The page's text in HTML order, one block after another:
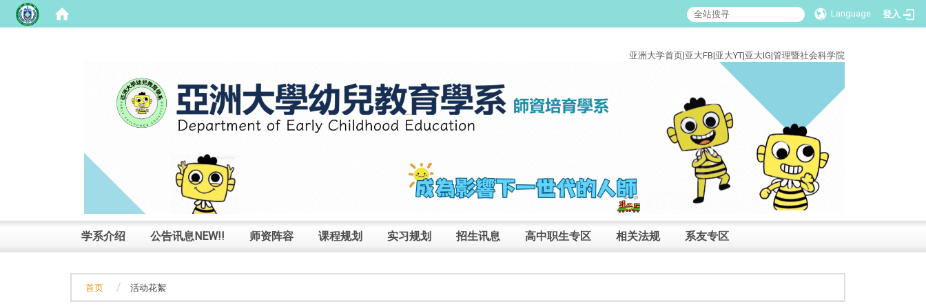
Language 登入
亚洲大学首页|亚大FB|亚大YT|亚大IG|管理暨社会科学院
学系介绍 公告讯息NEW!! 师资阵容 课程规划 实习规划 招生讯息 高中职生专区 相关法规 系友专区
首页 活动花絮